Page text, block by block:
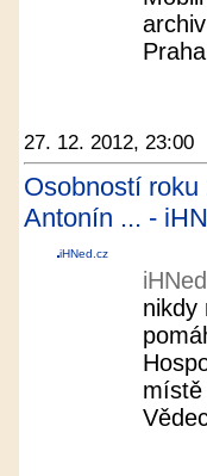
27. 12. 2012, 23:00
Osobností
Antonín ... -
iHNed.cz
nikdy